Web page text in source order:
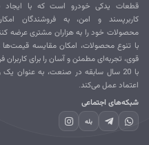
خودرو است که با ایجاد یک محیط
امن، به فروشندگان امکان می‌دهد
به هزاران مشتری عرضه کنند. این بازار
امکان مقایسه قیمت‌ها و پشتیبانی
و آسان را برای کاربران فراهم کرده و
سابقه در صنعت، به عنوان یک واسط قابل